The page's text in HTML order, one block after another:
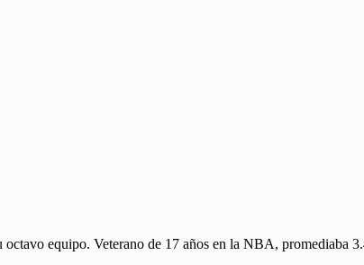
equipo. Veterano de 17 años en la NBA, promediaba